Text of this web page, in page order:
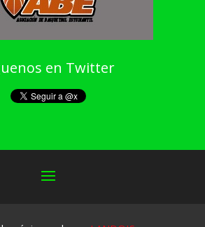
en Twitter